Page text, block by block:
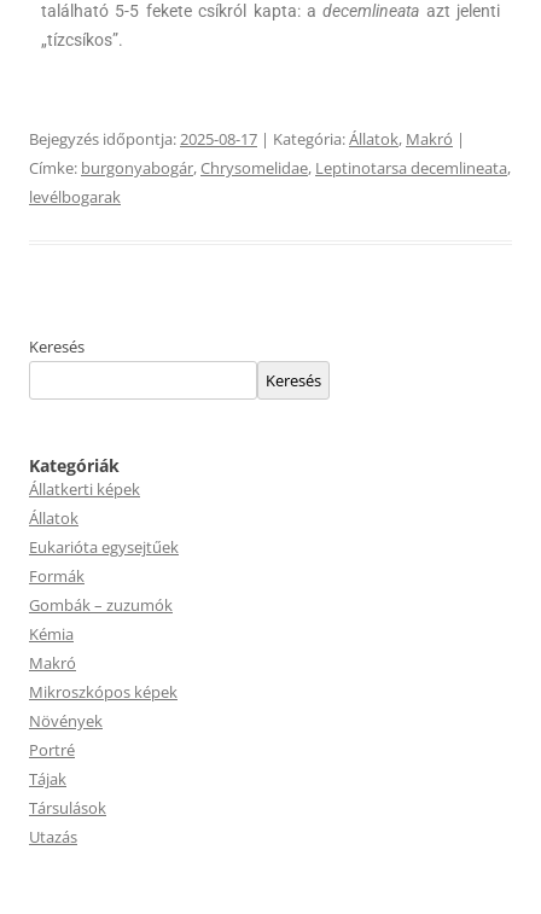
található 5-5 fekete csíkról kapta: adecemlineata azt jelenti
„tízcsíkos”.
Bejegyzés időpontja:2025-08-17 | Kategória:Állatok, Makró |
Címke: burgonyabogár,Chrysomelidae, Leptinotarsa decemlineata,
levélbogarak
Keresés
Keresés
Kategóriák
Állatkerti képek
Állatok
Eukarióta egysejtűek
Formák
Gombák – zuzumók
Kémia
Makró
Mikroszkópos képek
Növények
Portré
Tájak
Társulások
Utazás